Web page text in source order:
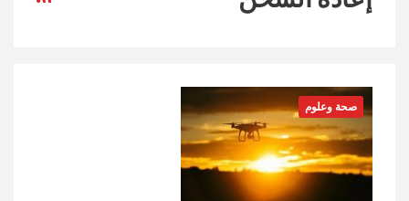
صحة وعلوم